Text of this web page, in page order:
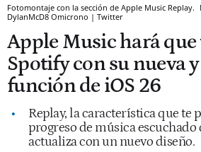
Fotomontaje con la sección de Apple Music Replay.
DylanMcD8 Omicrono | Twitter
Apple Music hará que
Spotify con su nueva
función de iOS 26
Replay, la característica que te
progreso de música escuchado
actualiza con un nuevo diseño.